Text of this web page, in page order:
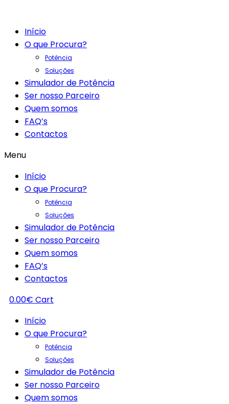
Início
O que Procura?
Potência
Soluções
Simulador de Potência
Ser nosso Parceiro
Quem somos
FAQ’s
Contactos
Menu
Início
O que Procura?
Potência
Soluções
Simulador de Potência
Ser nosso Parceiro
Quem somos
FAQ’s
Contactos
0.00€ Cart
Início
O que Procura?
Potência
Soluções
Simulador de Potência
Ser nosso Parceiro
Quem somos